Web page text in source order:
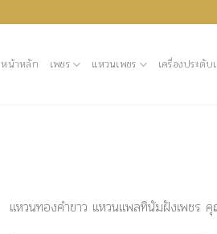
หน้าหลัก เพชร แหวนเพชร เครื่องประดับ
แหวนทองคำขาว แหวนแพลทินัมฝังเพชร